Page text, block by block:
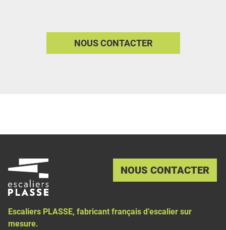
NOUS CONTACTER
NOUS CONTACTER
Escaliers PLASSE, fabricant français d’escalier sur
mesure.